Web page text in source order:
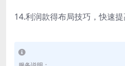
14.利润款得布局技巧，快速